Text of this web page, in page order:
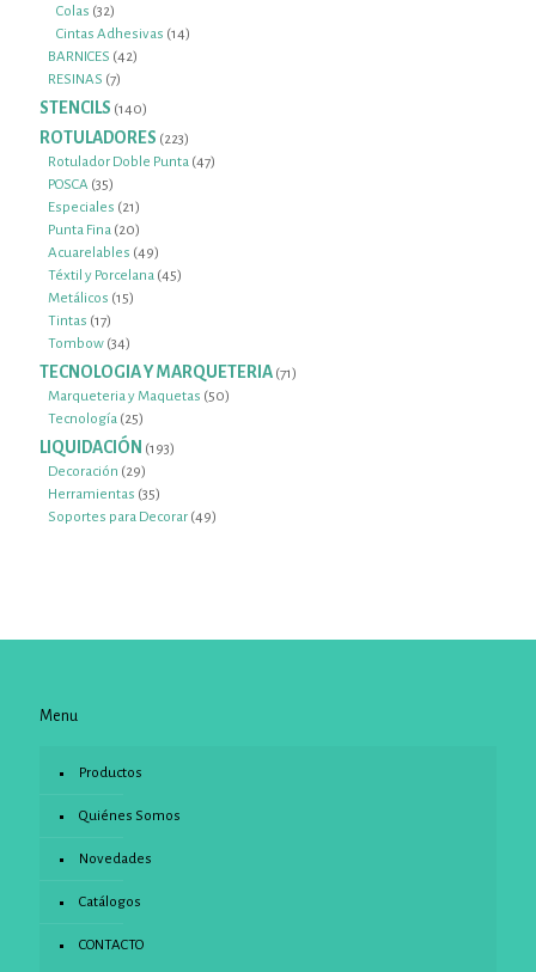
Colas 3232
productos
Cintas Adhesivas 1414
BARNICES 4242
RESINAS 77
productos
STENCILS 140140
productos
ROTULADORES 223223
productos
Rotulador Doble Punta 4747
POSCA 3535
productos
Especiales 2121
productos
Punta Fina 2020
productos
Acuarelables 4949
productos
Téxtil y Porcelana 4545
Metálicos 1515
Tintas 1717
productos
Tombow 3434
productos
TECNOLOGIA Y MARQUETERIA 7171
Marqueteria y Maquetas 5050
Tecnología 2525
productos
LIQUIDACIÓN 193193
Decoración 2929
productos
Herramientas 3535
productos
Soportes para Decorar 4949
Menu
Productos
Quiénes Somos
Novedades
Catálogos
CONTACTO